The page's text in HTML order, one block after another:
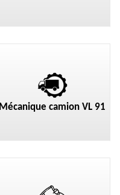
Mécanique camion VL 91